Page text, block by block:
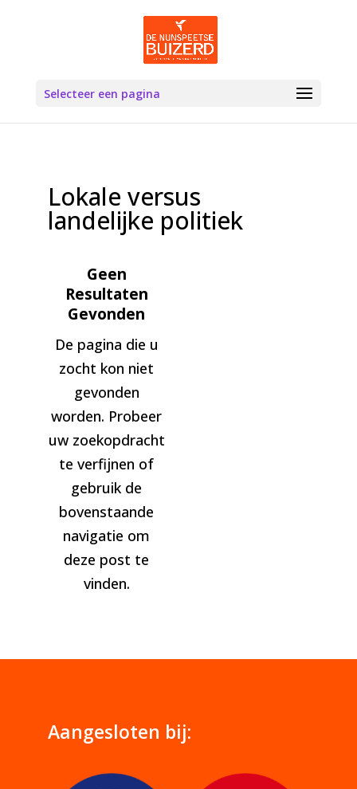
Selecteer een pagina
Lokale versus
landelijke politiek
Geen
Resultaten
Gevonden
De pagina die u
zocht kon niet
gevonden
worden. Probeer
uw zoekopdracht
te verfijnen of
gebruik de
bovenstaande
navigatie om
deze post te
vinden.
Aangesloten bij: